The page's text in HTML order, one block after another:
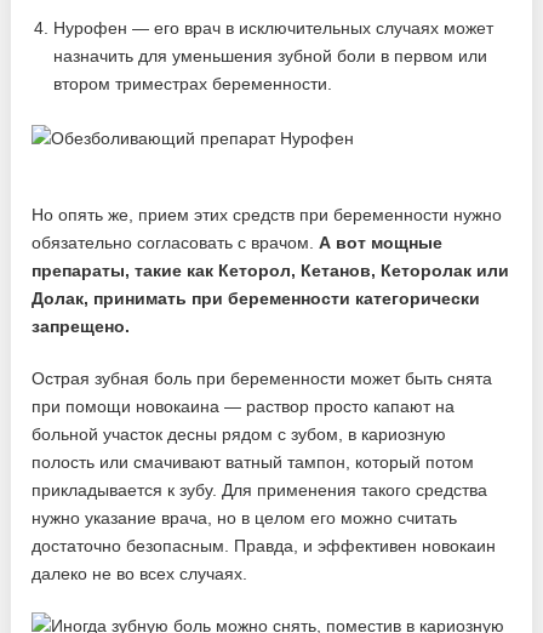
Нурофен — его врач в исключительных случаях может
назначить для уменьшения зубной боли в первом или
втором триместрах беременности.
Но опять же, прием этих средств при беременности нужно
обязательно согласовать с врачом.А вот мощные
препараты, такие как Кеторол, Кетанов, Кеторолак или
Долак, принимать при беременности категорически
запрещено.
Острая зубная боль при беременности может быть снята
при помощи новокаина — раствор просто капают на
больной участок десны рядом с зубом, в кариозную
полость или смачивают ватный тампон, который потом
прикладывается к зубу. Для применения такого средства
нужно указание врача, но в целом его можно считать
достаточно безопасным. Правда, и эффективен новокаин
далеко не во всех случаях.